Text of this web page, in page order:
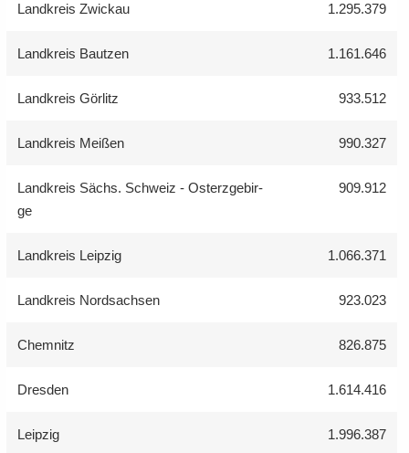
Land­kreis Zwi­ckau 1.295.379
Land­kreis Baut­zen 1.161.646
Land­kreis Gör­litz 933.512
Land­kreis Mei­ßen 990.327
Land­kreis Sächs. Schweiz - Ost­erz­ge­bir­
ge
909.912
Land­kreis Leip­zig 1.066.371
Land­kreis Nord­sach­sen 923.023
Chem­nitz 826.875
Dres­den 1.614.416
Leip­zig 1.996.387